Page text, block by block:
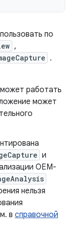
по
,
.
работать
может
и
OEM-
нельзя
в справочной